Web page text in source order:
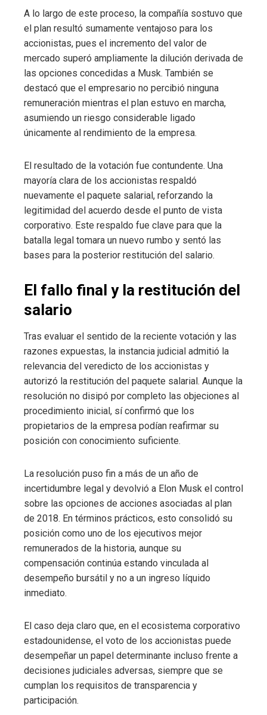
A lo largo de este proceso, la compañía sostuvo que
el plan resultó sumamente ventajoso para los
accionistas, pues el incremento del valor de
mercado superó ampliamente la dilución derivada de
las opciones concedidas a Musk. También se
destacó que el empresario no percibió ninguna
remuneración mientras el plan estuvo en marcha,
asumiendo un riesgo considerable ligado
únicamente al rendimiento de la empresa.
El resultado de la votación fue contundente. Una
mayoría clara de los accionistas respaldó
nuevamente el paquete salarial, reforzando la
legitimidad del acuerdo desde el punto de vista
corporativo. Este respaldo fue clave para que la
batalla legal tomara un nuevo rumbo y sentó las
bases para la posterior restitución del salario.
El fallo final y la restitución del
salario
Tras evaluar el sentido de la reciente votación y las
razones expuestas, la instancia judicial admitió la
relevancia del veredicto de los accionistas y
autorizó la restitución del paquete salarial. Aunque la
resolución no disipó por completo las objeciones al
procedimiento inicial, sí confirmó que los
propietarios de la empresa podían reafirmar su
posición con conocimiento suficiente.
La resolución puso fin a más de un año de
incertidumbre legal y devolvió a Elon Musk el control
sobre las opciones de acciones asociadas al plan
de 2018. En términos prácticos, esto consolidó su
posición como uno de los ejecutivos mejor
remunerados de la historia, aunque su
compensación continúa estando vinculada al
desempeño bursátil y no a un ingreso líquido
inmediato.
El caso deja claro que, en el ecosistema corporativo
estadounidense, el voto de los accionistas puede
desempeñar un papel determinante incluso frente a
decisiones judiciales adversas, siempre que se
cumplan los requisitos de transparencia y
participación.